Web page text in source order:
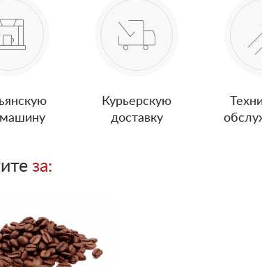
Курьерскую
доставку
за: